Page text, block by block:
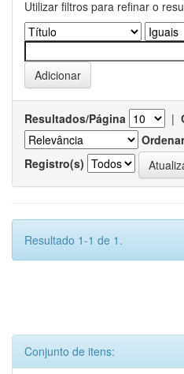
Utilizar filtros para refinar o
Resultados/Página |
Ordenar
Registro(s)
Resultado 1-1 de 1.
Conjunto de itens: